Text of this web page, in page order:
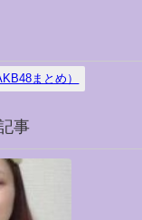
まとめ）
事